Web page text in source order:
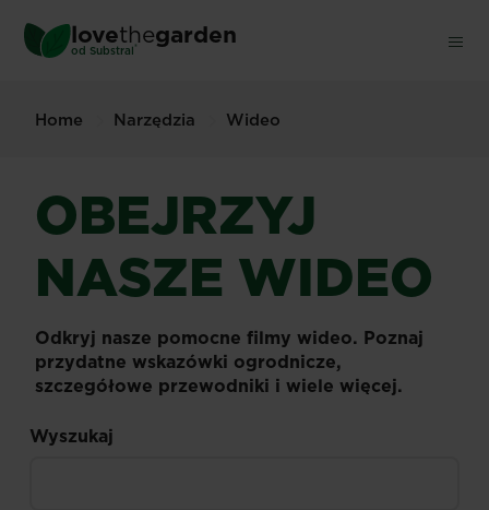
main
lovethegarden
od Substral ®
Home Narzędzia Wideo
OBEJRZYJ
NASZE WIDEO
Odkryj nasze pomocne filmy wideo. Poznaj
przydatne wskazówki ogrodnicze,
szczegółowe przewodniki i wiele więcej.
Wyszukaj